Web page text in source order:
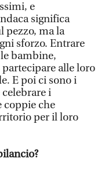
e
significa
pezzo, ma la
sforzo. Entrare
bambine,
alle loro
E poi ci sono i
i
coppie che
per il loro